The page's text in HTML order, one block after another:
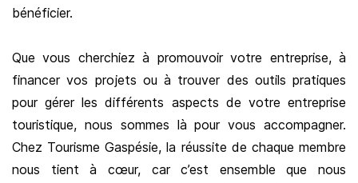
bénéficier.
Que vous cherchiez à promouvoir votre entreprise, à
financer vos projets ou à trouver des outils pratiques
pour gérer les différents aspects de votre entreprise
touristique, nous sommes là pour vous accompagner.
Chez Tourisme Gaspésie, la réussite de chaque membre
nous tient à cœur, car c’est ensemble que nous